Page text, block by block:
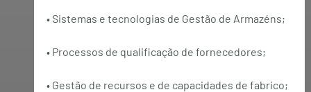
• Sistemas e tecnologias de Gestão de Armazéns;
• Processos de qualificação de fornecedores;
• Gestão de recursos e de capacidades de fabrico;